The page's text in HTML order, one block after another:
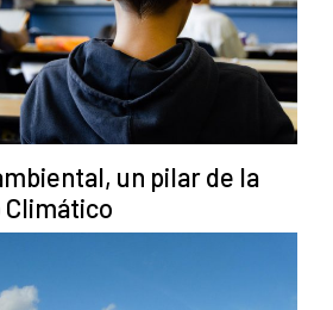
un pilar de la
Climático